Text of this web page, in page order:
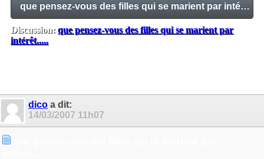
que pensez-vous des filles qui se marient par intérêt.....
Discussion: que pensez-vous des filles qui se marient par
intérêt.....
dico a dit:
14/03/2007 11h07